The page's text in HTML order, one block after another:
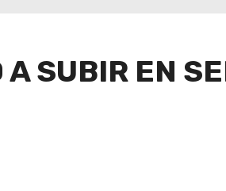
SUBIR EN